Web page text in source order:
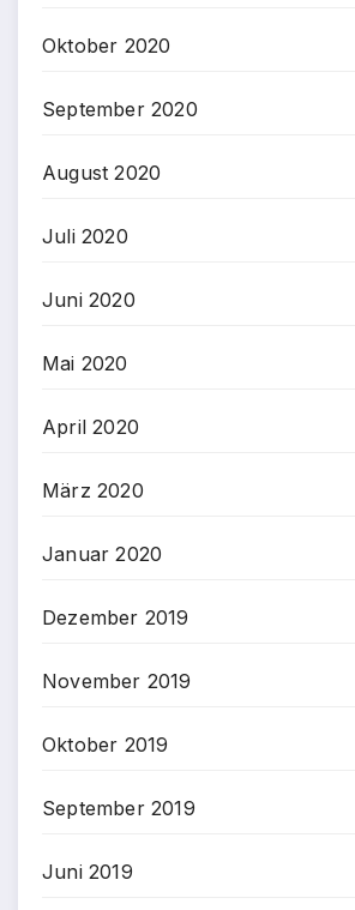
Oktober 2020
September 2020
August 2020
Juli 2020
Juni 2020
Mai 2020
April 2020
März 2020
Januar 2020
Dezember 2019
November 2019
Oktober 2019
September 2019
Juni 2019